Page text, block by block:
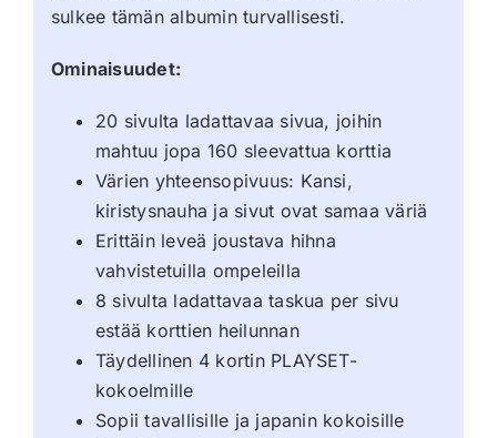
sulkee tämän albumin turvallisesti.
Ominaisuudet:
20 sivulta ladattavaa sivua, joihin
mahtuu jopa 160 sleevattua korttia
Värien yhteensopivuus: Kansi,
kiristysnauha ja sivut ovat samaa väriä
Erittäin leveä joustava hihna
vahvistetuilla ompeleilla
8 sivulta ladattavaa taskua per sivu
estää korttien heilunnan
Täydellinen 4 kortin PLAYSET-
kokoelmille
Sopii tavallisille ja japanin kokoisille